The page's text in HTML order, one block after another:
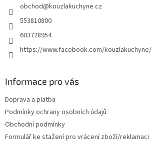
obchod@kouzlakuchyne.cz
553810800
603728954
https://www.facebook.com/kouzlakuchyne/
Informace pro vás
Doprava a platba
Podmínky ochrany osobních údajů
Obchodní podmínky
Formulář ke stažení pro vrácení zboží/reklamaci